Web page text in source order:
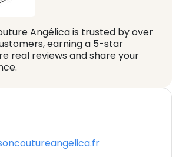
Angélica is trusted by over
earning a 5-star
real reviews and share your